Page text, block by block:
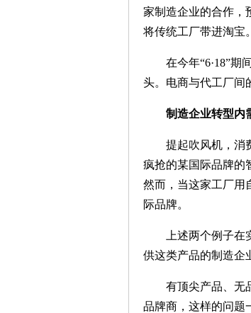
家制造企业的合作，
将传统工厂带进淘宝。
在今年“6·18”期间
头。电商与代工厂间
制造企业转型内
提起吹风机，消费
疯抢的某国际品牌的
然而，当这家工厂用
际品牌。
上述两个例子在实
供这类产品的制造企
有顶尖产品、无品
品牌商，这样的问题